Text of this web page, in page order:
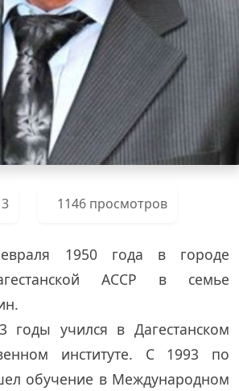
1146 просмотров
1950 года в городе
АССР в семье
годы учился в Дагестанском
институте. С 1993 по
обучение в Международном